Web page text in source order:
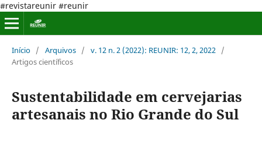
#revistareunir #reunir
Início / Arquivos / v. 12 n. 2 (2022): REUNIR: 12, 2, 2022 /
Artigos científicos
Sustentabilidade em cervejarias
artesanais no Rio Grande do Sul